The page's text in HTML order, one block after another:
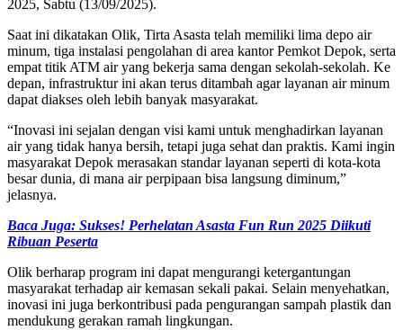
2025, Sabtu (13/09/2025).
Saat ini dikatakan Olik, Tirta Asasta telah memiliki lima depo air
minum, tiga instalasi pengolahan di area kantor Pemkot Depok, serta
empat titik ATM air yang bekerja sama dengan sekolah-sekolah. Ke
depan, infrastruktur ini akan terus ditambah agar layanan air minum
dapat diakses oleh lebih banyak masyarakat.
“Inovasi ini sejalan dengan visi kami untuk menghadirkan layanan
air yang tidak hanya bersih, tetapi juga sehat dan praktis. Kami ingin
masyarakat Depok merasakan standar layanan seperti di kota-kota
besar dunia, di mana air perpipaan bisa langsung diminum,”
jelasnya.
Baca Juga: Sukses! Perhelatan Asasta Fun Run 2025 Diikuti
Ribuan Peserta
Olik berharap program ini dapat mengurangi ketergantungan
masyarakat terhadap air kemasan sekali pakai. Selain menyehatkan,
inovasi ini juga berkontribusi pada pengurangan sampah plastik dan
mendukung gerakan ramah lingkungan.